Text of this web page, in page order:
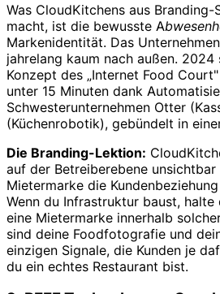
Was CloudKitchens aus
macht, ist die bewusste
Markenidentität. Das
jahrelang kaum nach außen.
Konzept des „Internet Food
unter 15 Minuten dank
Schwesterunternehmen Otter
(Küchenrobotik), gebündelt in
Die Branding-Lektion:
auf der Betreiberebene
Mietermarke die
Wenn du Infrastruktur baust, halte
eine Mietermarke innerhalb
sind deine Foodfotografie und
einzigen Signale, die Kunden je
du ein echtes Restaurant bist.